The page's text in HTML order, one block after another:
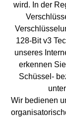
wird. In der
128-Bit v3
unseres
erkennen
Schüssel-
Wir bedienen